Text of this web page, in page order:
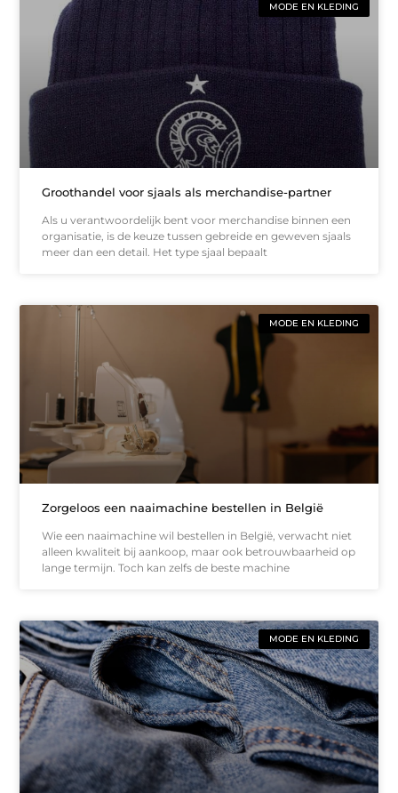
MODE EN KLEDING
Groothandel voor sjaals als merchandise-partner
Als u verantwoordelijk bent voor merchandise binnen een
organisatie, is de keuze tussen gebreide en geweven sjaals
meer dan een detail. Het type sjaal bepaalt
MODE EN KLEDING
Zorgeloos een naaimachine bestellen in België
Wie een naaimachine wil bestellen in België, verwacht niet
alleen kwaliteit bij aankoop, maar ook betrouwbaarheid op
lange termijn. Toch kan zelfs de beste machine
MODE EN KLEDING